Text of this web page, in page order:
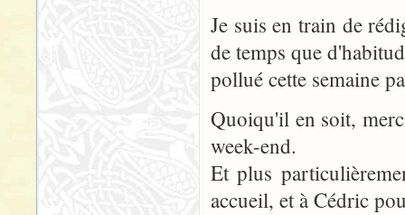
Je suis en train de
de temps que
pollué cette semaine
Quoiqu'il en soit,
week-end.
Et plus
accueil, et à Cédric